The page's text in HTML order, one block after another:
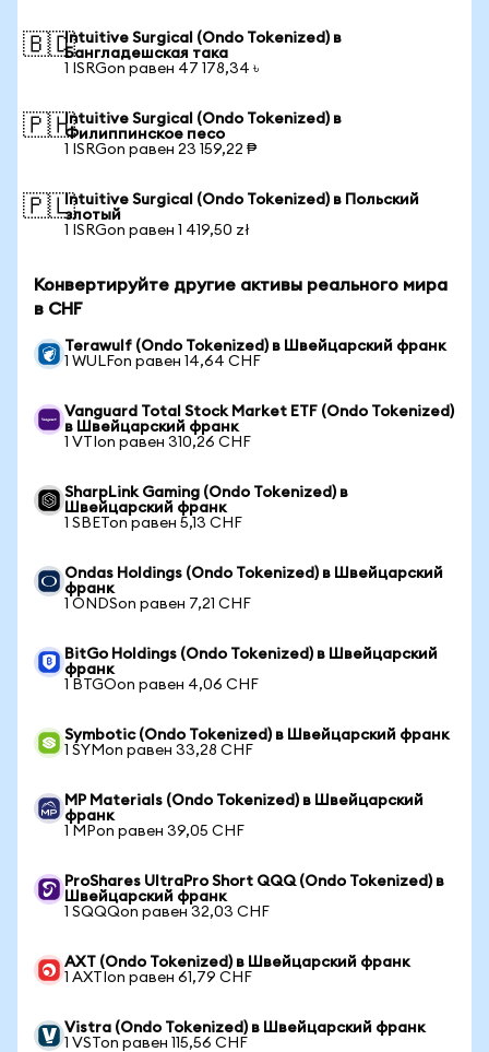
🇧🇩Intuitive Surgical (Ondo Tokenized) в
Бангладешская така
1 ISRGon равен 47 178,34 ৳
🇵🇭Intuitive Surgical (Ondo Tokenized) в
Филиппинское песо
1 ISRGon равен 23 159,22 ₱
🇵🇱Intuitive Surgical (Ondo Tokenized) в Польский
злотый
1 ISRGon равен 1 419,50 zł
Конвертируйте другие активы реального мира
в CHF
Terawulf (Ondo Tokenized) в Швейцарский франк
1 WULFon равен 14,64 CHF
Vanguard Total Stock Market ETF (Ondo Tokenized)
в Швейцарский франк
1 VTIon равен 310,26 CHF
SharpLink Gaming (Ondo Tokenized) в
Швейцарский франк
1 SBETon равен 5,13 CHF
Ondas Holdings (Ondo Tokenized) в Швейцарский
франк
1 ONDSon равен 7,21 CHF
BitGo Holdings (Ondo Tokenized) в Швейцарский
франк
1 BTGOon равен 4,06 CHF
Symbotic (Ondo Tokenized) в Швейцарский франк
1 SYMon равен 33,28 CHF
MP Materials (Ondo Tokenized) в Швейцарский
франк
1 MPon равен 39,05 CHF
ProShares UltraPro Short QQQ (Ondo Tokenized) в
Швейцарский франк
1 SQQQon равен 32,03 CHF
AXT (Ondo Tokenized) в Швейцарский франк
1 AXTIon равен 61,79 CHF
Vistra (Ondo Tokenized) в Швейцарский франк
1 VSTon равен 115,56 CHF